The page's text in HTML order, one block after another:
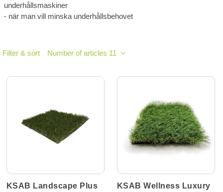
underhållsmaskiner
- när man vill minska underhållsbehovet
Filter & sort Number of articles 11
KSAB Landscape Plus
KSAB Wellness Luxury